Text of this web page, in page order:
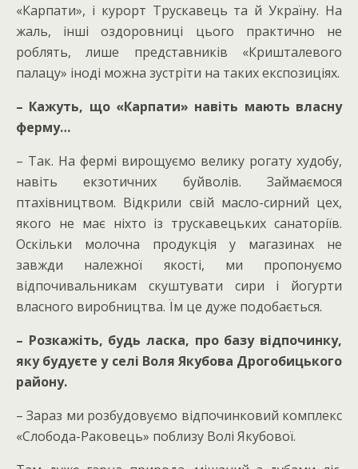
«Карпати», і курорт Трускавець та й Україну. На
жаль, інші оздоровниці цього практично не
роблять, лише представників «Кришталевого
палацу» іноді можна зустріти на таких експозиціях.
– Кажуть, що «Карпати» навіть мають власну
ферму…
– Так. На фермі вирощуємо велику рогату худобу,
навіть екзотичних буйволів. Займаємося
птахівництвом. Відкрили свій масло-сирний цех,
якого не має ніхто із трускавецьких санаторіїв.
Оскільки молочна продукція у магазинах не
завжди належної якості, ми пропонуємо
відпочивальникам скуштувати сири і йогурти
власного виробництва. Їм це дуже подобається.
– Розкажіть, будь ласка, про базу відпочинку,
яку будуєте у селі Воля Якубова Дрогобицького
району.
– Зараз ми розбудовуємо відпочинковий комплекс
«Слобода-Раковець» поблизу Волі Якубової.